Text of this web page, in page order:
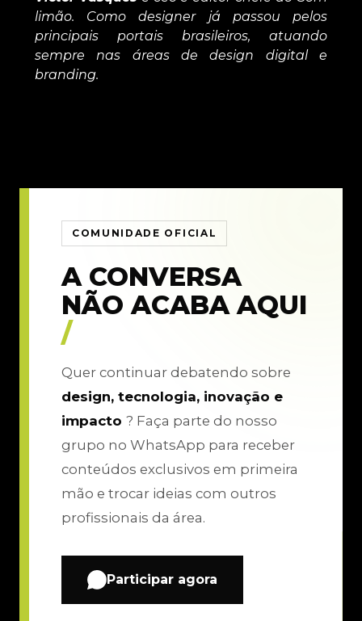
limão. Como designer já passou pelos
principais portais brasileiros, atuando
sempre nas áreas de design digital e
branding.
COMUNIDADE OFICIAL
A CONVERSA
NÃO ACABA AQUI
/
Quer continuar debatendo sobre
design, tecnologia, inovação e
impacto ? Faça parte do nosso
grupo no WhatsApp para receber
conteúdos exclusivos em primeira
mão e trocar ideias com outros
profissionais da área.
Participar agora